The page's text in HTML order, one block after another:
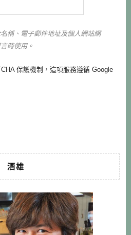
稱、電子郵件地址及個人網站網
時使用。
保護機制，這項服務遵循 Google
酒雄